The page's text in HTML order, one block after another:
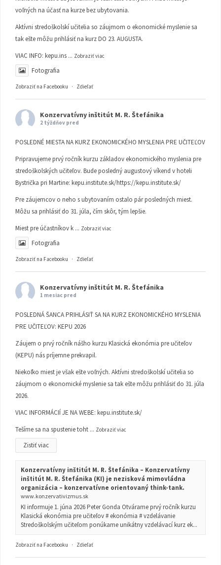
voľných na účasť na kurze bez ubytovania.
Aktívni stredoškolskí učitelia so záujmom o ekonomické myslenie sa
tak ešte môžu prihlásiť na kurz DO 23. AUGUSTA.
VIAC INFO: kepu.ins ... Zobraziť viac
Fotografia
Zobraziť na Facebooku · Zdieľať
Konzervatívny inštitút M. R. Štefánika
2 týždňov pred
POSLEDNÉ MIESTA NA KURZ EKONOMICKÉHO MYSLENIA PRE UČITEĽOV
Pripravujeme prvý ročník kurzu základov ekonomického myslenia pre
stredoškolských učiteľov. Bude posledný augustový víkend v hoteli
Bystrička pri Martine: kepu.institute.sk/https://kepu.institute.sk/
Pre záujemcov o neho s ubytovaním ostalo pár posledných miest.
Môžu sa prihlásiť do 31. júla, čím skôr, tým lepšie.
Miest pre účastníkov k ... Zobraziť viac
Fotografia
Zobraziť na Facebooku · Zdieľať
Konzervatívny inštitút M. R. Štefánika
1 mesiac pred
POSLEDNÁ ŠANCA PRIHLÁSIŤ SA NA KURZ EKONOMICKÉHO MYSLENIA
PRE UČITEĽOV: KEPU 2026
Záujem o prvý ročník nášho kurzu Klasická ekonómia pre učiteľov
(KEPU) nás príjemne prekvapil.
Niekoľko miest je však ešte voľných. Aktívni stredoškolskí učitelia so
záujmom o ekonomické myslenie sa tak ešte môžu prihlásiť do 31. júla
2026.
VIAC INFORMÁCIÍ JE NA WEBE: kepu.institute.sk/
Tešíme sa na spustenie toht ... Zobraziť viac
Zistiť viac
Konzervatívny inštitút M. R. Štefánika – Konzervatívny
inštitút M. R. Štefánika (KI) je nezisková mimovládna
organizácia – konzervatívne orientovaný think-tank.
www.konzervativizmus.sk
KI informuje 1. júna 2026 Peter Gonda Otvárame prvý ročník kurzu
Klasická ekonómia pre učiteľov # ekonómia # vzdelávanie
Stredoškolským učiteľom ponúkame unikátny vzdelávací kurz ek...
Zobraziť na Facebooku · Zdieľať